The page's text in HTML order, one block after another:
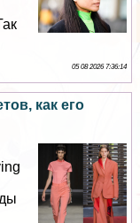
05 08 2026 7:36:14
как его